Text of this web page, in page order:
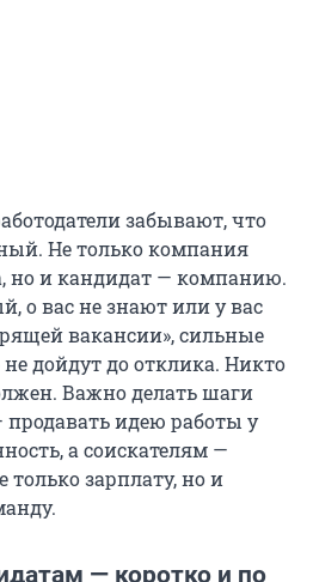
забывают, что
Не только компания
но и кандидат — компанию.
о вас не знают или у вас
вакансии», сильные
дойдут до отклика. Никто
Важно делать шаги
продавать идею работы у
а соискателям —
только зарплату, но и
— коротко и по